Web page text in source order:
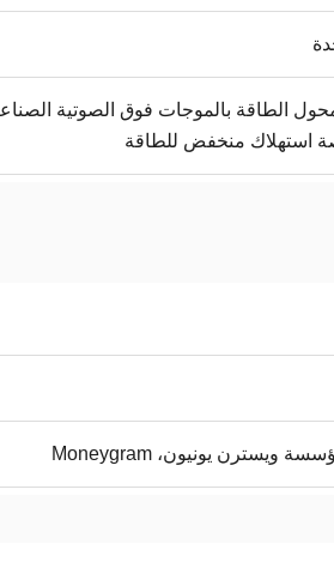
محول الطاقة بالموجات فوق الصوتية
استهلاك منخفض للطاقة